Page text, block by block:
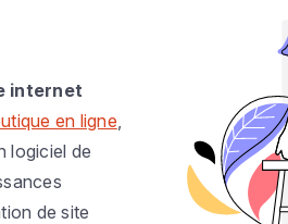
internet
en ligne,
logiciel de
de site